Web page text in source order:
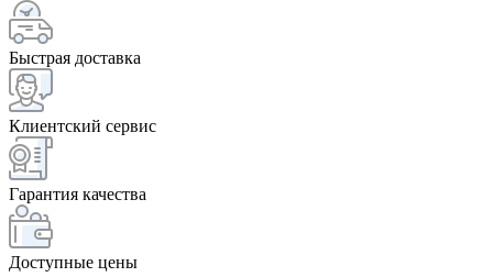
Быстрая доставка
Клиентский сервис
Гарантия качества
Доступные цены